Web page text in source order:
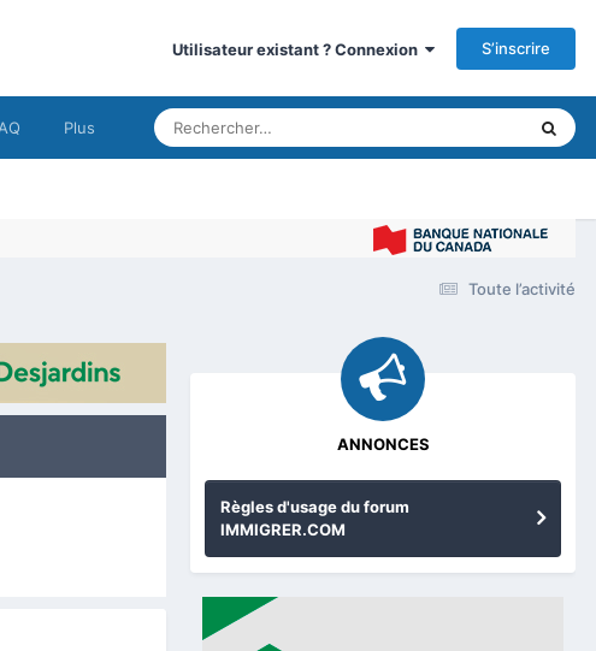
Utilisateur existant ? Connexion S’inscrire
Plus
Toute l’activité
ANNONCES
Règles d'usage du forum
IMMIGRER.COM